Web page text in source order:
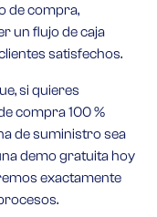
de compra,
un flujo de caja
satisfechos.
si quieres
compra 100 %
de suministro sea
demo gratuita hoy
exactamente